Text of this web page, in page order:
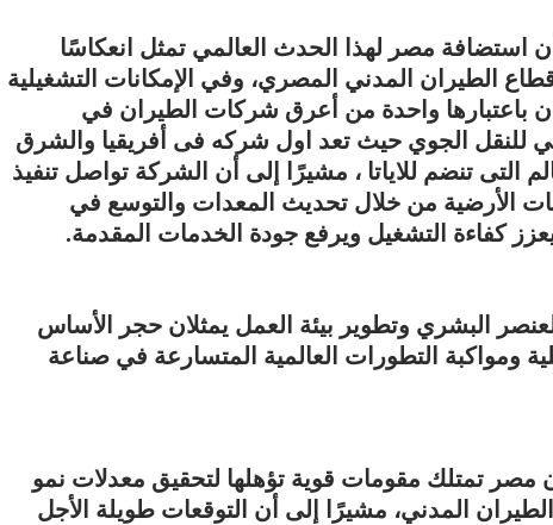
استضافة مصر لهذا الحدث العالمي تمثل انعكاسًا
قطاع الطيران المدني المصري، وفي الإمكانات التشغيلية
باعتبارها واحدة من أعرق شركات الطيران في
للنقل الجوي حيث تعد اول شركه فى أفريقيا والشرق
التى تنضم للاياتا ، مشيرًا إلى أن الشركة تواصل تنفيذ
الأرضية من خلال تحديث المعدات والتوسع في
كفاءة التشغيل ويرفع جودة الخدمات المقدمة.
البشري وتطوير بيئة العمل يمثلان حجر الأساس
ومواكبة التطورات العالمية المتسارعة في صناعة
مصر تمتلك مقومات قوية تؤهلها لتحقيق معدلات نمو
المدني، مشيرًا إلى أن التوقعات طويلة الأجل